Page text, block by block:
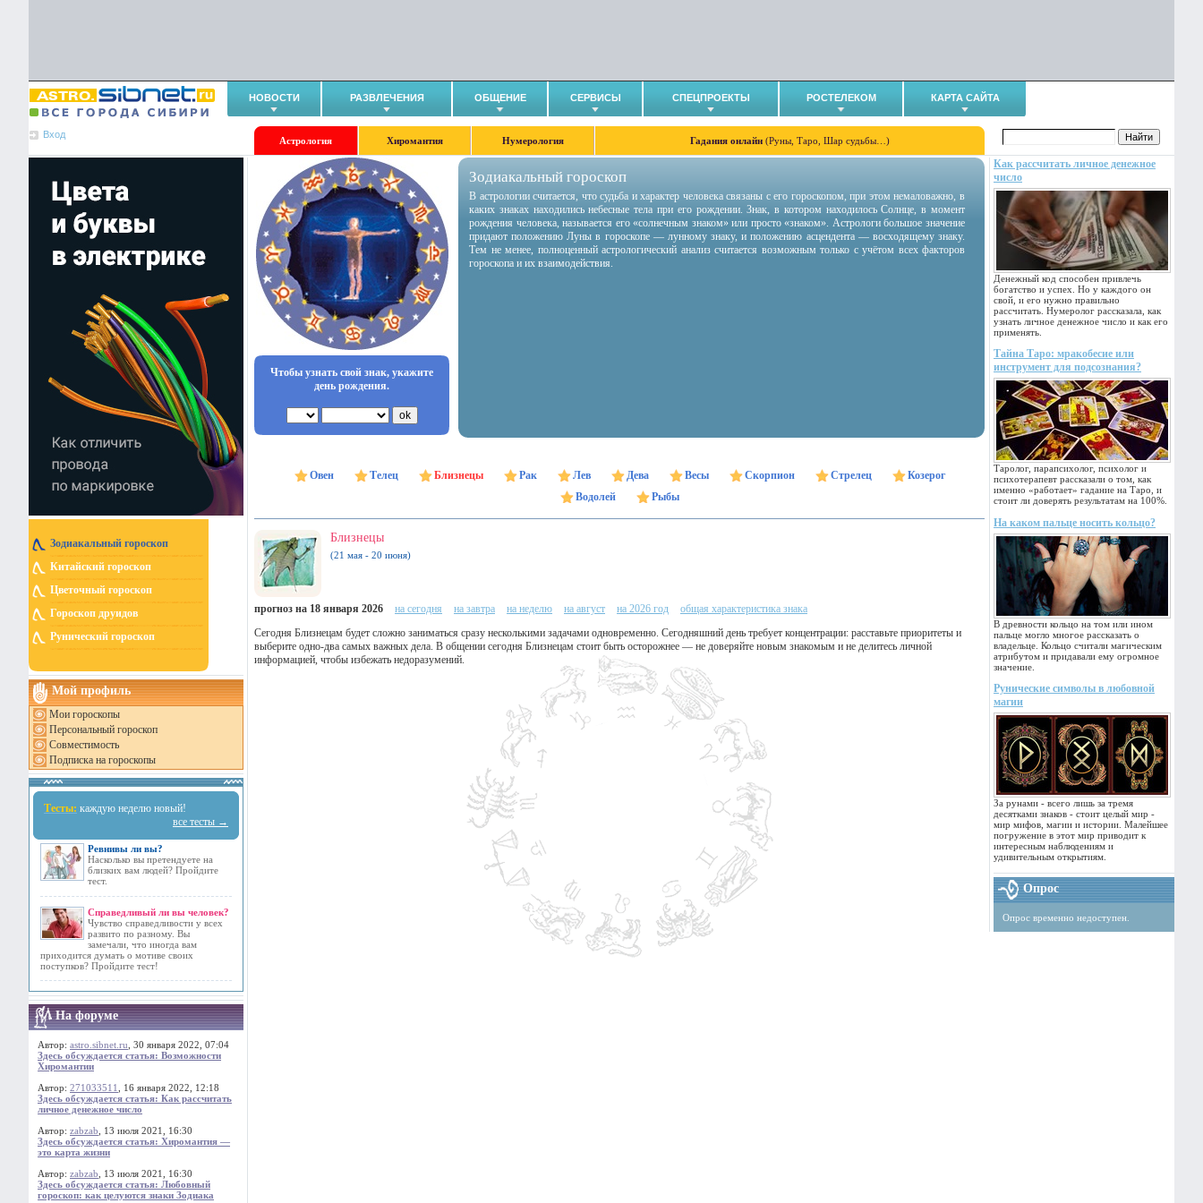
НОВОСТИ РАЗВЛЕЧЕНИЯ ОБЩЕНИЕ СЕРВИСЫ СПЕЦПРОЕКТЫ РОСТЕЛЕКОМ КАРТА САЙТА
Вход
Астрология Хиромантия Нумерология Гадания онлайн (Руны, Таро, Шар судьбы…)
Зодиакальный гороскоп
Китайский гороскоп
Цветочный гороскоп
Гороскоп друидов
Рунический гороскоп
Мой профиль
Мои гороскопы
Персональный гороскоп
Совместимость
Подписка на гороскопы
Тесты: каждую неделю новый!
все тесты →
Ревнивы ли вы?
Насколько вы претендуете на
близких вам людей? Пройдите
тест.
Справедливый ли вы человек?
Чувство справедливости у всех
развито по разному. Вы
замечали, что иногда вам
приходится думать о мотиве своих
поступков? Пройдите тест!
На форуме
Автор: astro.sibnet.ru , 30 января 2022, 07:04
Здесь обсуждается статья: Возможности
Хиромантии
Автор: 271033511
, 16 января 2022, 12:18
Здесь обсуждается статья: Как рассчитать
личное денежное число
Автор: zabzab , 13 июля 2021, 16:30
Здесь обсуждается статья: Хиромантия —
это карта жизни
Автор: zabzab , 13 июля 2021, 16:30
Здесь обсуждается статья: Любовный
гороскоп: как целуются знаки Зодиака
Как рассчитать личное денежное
число
Денежный код способен привлечь
богатство и успех. Но у каждого он
свой, и его нужно правильно
рассчитать. Нумеролог рассказала, как
узнать личное денежное число и как его
применять.
Тайна Таро: мракобесие или
инструмент для подсознания?
Таролог, парапсихолог, психолог и
психотерапевт рассказали о том, как
именно «работает» гадание на Таро, и
стоит ли доверять результатам на 100%.
На каком пальце носить кольцо?
В древности кольцо на том или ином
пальце могло многое рассказать о
владельце. Кольцо считали магическим
атрибутом и придавали ему огромное
значение.
Рунические символы в любовной
магии
За рунами - всего лишь за тремя
десятками знаков - стоит целый мир -
мир мифов, магии и истории. Малейшее
погружение в этот мир приводит к
интересным наблюдениям и
удивительным открытиям.
Опрос
Опрос временно недоступен.
Чтобы узнать свой знак, укажите
день рождения.
Зодиакальный гороскоп
В астрологии считается, что судьба и характер человека связаны с его гороскопом, при этом немаловажно, в
каких знаках находились небесные тела при его рождении. Знак, в котором находилось Солнце, в момент
рождения человека, называется его «солнечным знаком» или просто «знаком». Астрологи большое значение
придают положению Луны в гороскопе — лунному знаку, и положению асцендента — восходящему знаку.
Тем не менее, полноценный астрологический анализ считается возможным только с учётом всех факторов
гороскопа и их взаимодействия.
Овен Телец Близнецы Рак Лев Дева Весы Скорпион Стрелец
Козерог
Водолей
Рыбы
Близнецы
(21 мая - 20 июня)
прогноз на 18 января 2026 на сегодня на завтра на неделю на август на 2026 год
общая характеристика знака
Сегодня Близнецам будет сложно заниматься сразу несколькими задачами одновременно. Сегодняшний день требует концентрации: расставьте приоритеты и
выберите одно-два самых важных дела. В общении сегодня Близнецам стоит быть осторожнее — не доверяйте новым знакомым и не делитесь личной
информацией, чтобы избежать недоразумений.